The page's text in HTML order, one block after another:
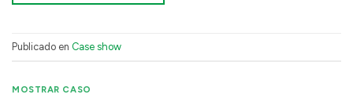
Publicado en Case show
MOSTRAR CASO